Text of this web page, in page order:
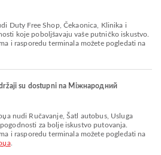
koje poboljšavaju vaše putničko iskustvo.
i rasporedu terminala možete pogledati na
su dostupni na Міжнародний
za bolje iskustvo putovanja.
i rasporedu terminala možete pogledati na
.